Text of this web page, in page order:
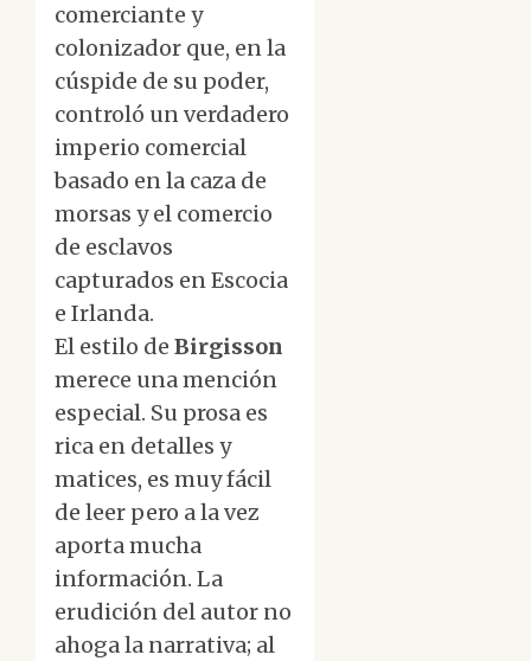
comerciante y
colonizador que, en la
cúspide de su poder,
controló un verdadero
imperio comercial
basado en la caza de
morsas y el comercio
de esclavos
capturados en Escocia
e Irlanda.
El estilo de Birgisson
merece una mención
especial. Su prosa es
rica en detalles y
matices, es muy fácil
de leer pero a la vez
aporta mucha
información. La
erudición del autor no
ahoga la narrativa; al